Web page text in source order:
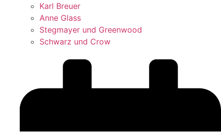
Karl Breuer
Anne Glass
Stegmayer und Greenwood
Schwarz und Crow